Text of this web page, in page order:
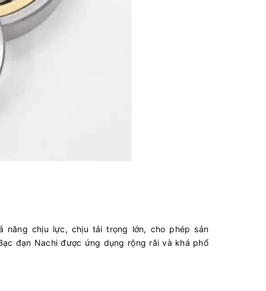
năng chịu lực, chịu tải trọng lớn, cho phép sản
đạn Nachi được ứng dụng rộng rãi và khá phổ